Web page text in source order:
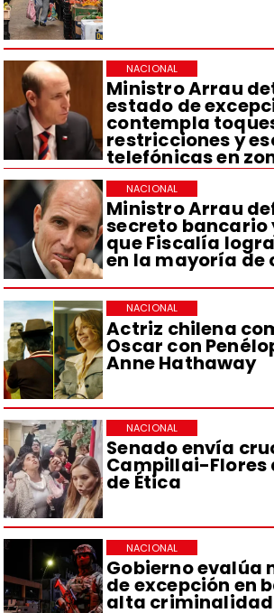
Ministro Arrau
estado de
contempla
restricciones y
telefónicas en
NACIONAL
Ministro Arrau
secreto bancario
que Fiscalía
en la mayoría de
NACIONAL
Actriz chilena
Oscar con
Anne Hathaway
NACIONAL
Senado envía
Campillai-Flores
de Ética
NACIONAL
Gobierno evalúa
de excepción en
alta criminalidad
NACIONAL